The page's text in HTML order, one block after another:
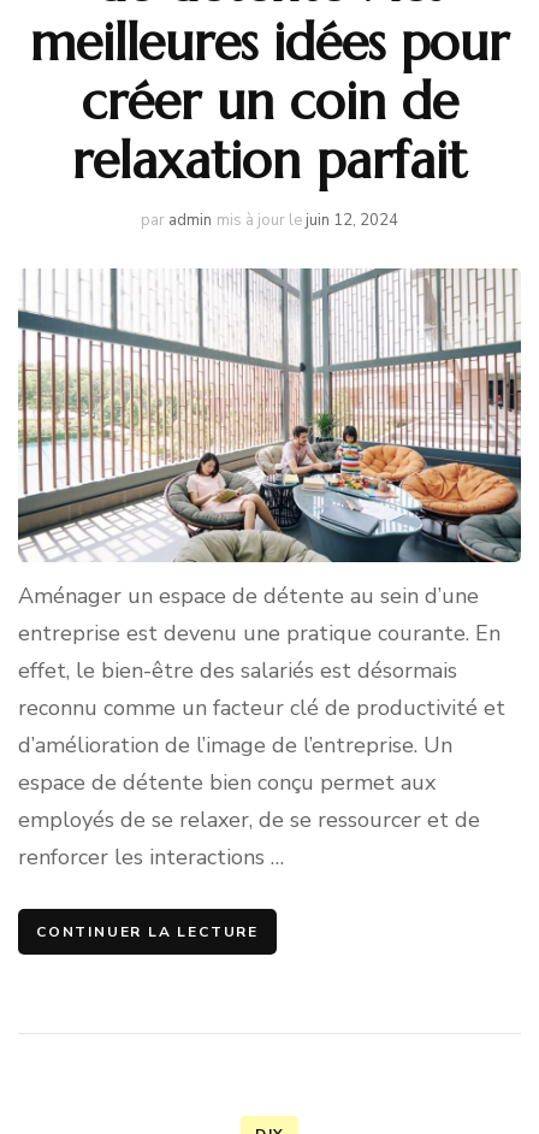
meilleures idées pour
créer un coin de
relaxation parfait
par admin mis à jour le juin 12, 2024
Aménager un espace de détente au sein d’une
entreprise est devenu une pratique courante. En
effet, le bien-être des salariés est désormais
reconnu comme un facteur clé de productivité et
d’amélioration de l’image de l’entreprise. Un
espace de détente bien conçu permet aux
employés de se relaxer, de se ressourcer et de
renforcer les interactions …
CONTINUER LA LECTURE